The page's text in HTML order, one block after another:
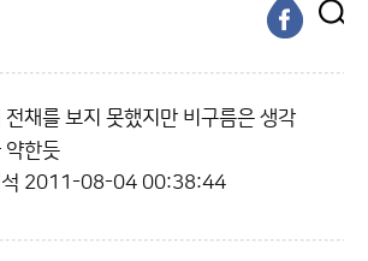
전채를 보지 못했지만 비구름은 생각
약한듯
2011-08-04 00:38:44